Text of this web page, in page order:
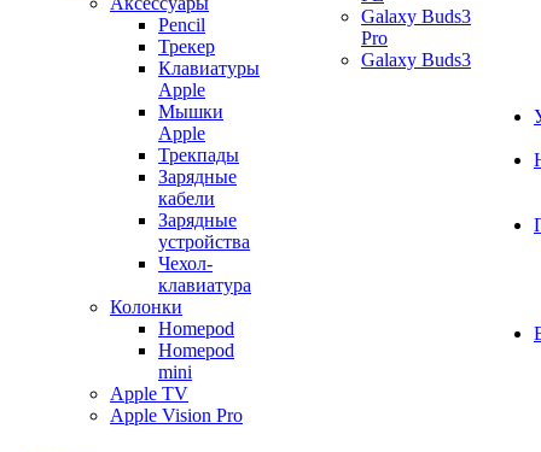
Pencil
Трекер
Клавиатуры
Apple
Мышки
Apple
Трекпады
Зарядные
кабели
Зарядные
устройства
Чехол-
клавиатура
Колонки
Homepod
Homepod
mini
Apple TV
Apple Vision Pro
Galaxy Buds3
Pro
Galaxy Buds3